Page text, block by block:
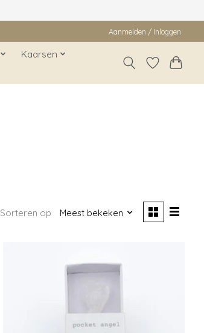
Aanmelden / Inloggen
Kaarsen
Sorteren op Meest bekeken